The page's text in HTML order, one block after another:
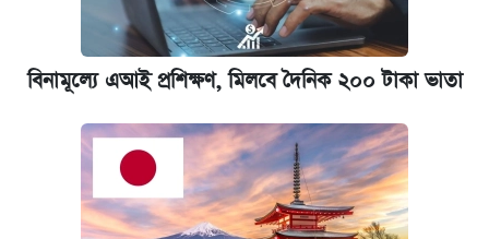
বিনামূল্যে এআই প্রশিক্ষণ, মিলবে দৈনিক ২০০ টাকা ভাতা